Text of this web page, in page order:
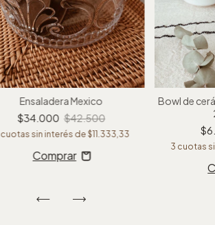
Ensaladera Mexico
$34.000 $42.500
cuotas sin interés de $11.333,33
Bowl de
3 cuotas